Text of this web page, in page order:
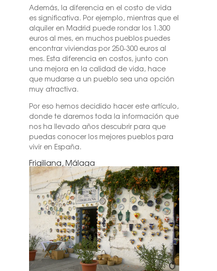
Además, la diferencia en el costo de vida
es significativa. Por ejemplo, mientras que el
alquiler en Madrid puede rondar los 1.300
euros al mes, en muchos pueblos puedes
encontrar viviendas por 250-300 euros al
mes. Esta diferencia en costos, junto con
una mejora en la calidad de vida, hace
que mudarse a un pueblo sea una opción
muy atractiva.
Por eso hemos decidido hacer este artículo,
donde te daremos toda la información que
nos ha llevado años descubrir para que
puedas conocer los mejores pueblos para
vivir en España.
Frigiliana, Málaga